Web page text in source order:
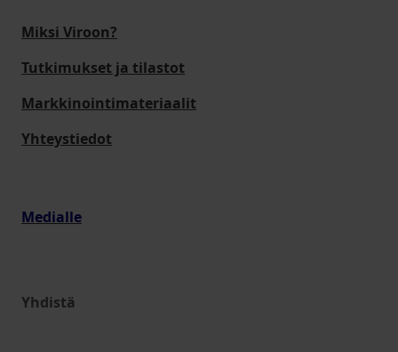
Miksi Viroon?
Tutkimukset ja tilastot
Markkinointimateriaalit
Yhteystiedot
Medialle
Yhdistä